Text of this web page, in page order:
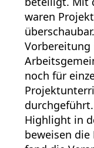
waren
Vorbereitung
noch für
Highlight in
beweisen die